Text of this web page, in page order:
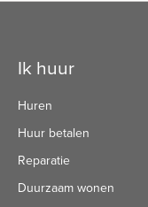
Contactinformatie
Ik huur
Huren
Huur betalen
Reparatie
Duurzaam wonen